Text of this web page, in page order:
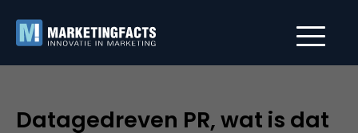
Datagedreven PR, wat is dat